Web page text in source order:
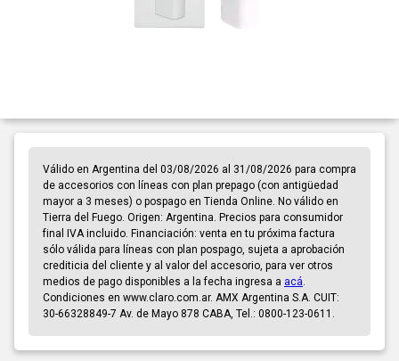
Válido en Argentina del 03/08/2026 al 31/08/2026 para compra
de accesorios con líneas con plan prepago (con antigüedad
mayor a 3 meses) o pospago en Tienda Online. No válido en
Tierra del Fuego. Origen: Argentina. Precios para consumidor
final IVA incluido. Financiación: venta en tu próxima factura
sólo válida para líneas con plan pospago, sujeta a aprobación
crediticia del cliente y al valor del accesorio, para ver otros
medios de pago disponibles a la fecha ingresa a acá
Condiciones en www.claro.com.ar. AMX Argentina S.A. CUIT:
30-66328849-7 Av. de Mayo 878 CABA, Tel.: 0800-123-0611.